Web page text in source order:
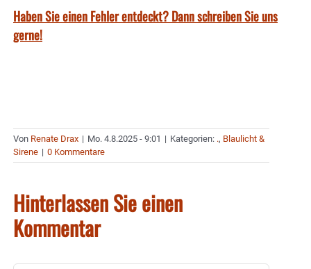
Haben Sie einen Fehler entdeckt? Dann schreiben Sie uns
gerne!
Von Renate Drax | Mo. 4.8.2025 - 9:01 | Kategorien: ., Blaulicht &
Sirene | 0 Kommentare
Hinterlassen Sie einen
Kommentar